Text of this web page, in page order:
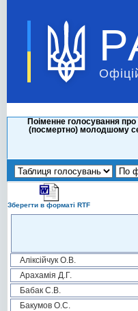
Поіменне голосування
(посмертно) молодшому
Зберегти в форматі RTF
Аліксійчук О.В.
Арахамія Д.Г.
Бабак С.В.
Бакумов О.С.